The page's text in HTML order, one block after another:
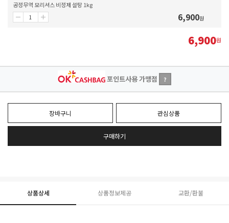
공정무역 모리셔스 비정제 설탕 1kg
6,900원
6,900원
포인트사용 가맹점 ?
장바구니 관심상품
구매하기
상품상세 상품정보제공 교환/환불